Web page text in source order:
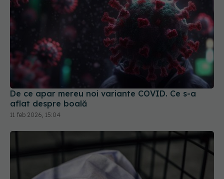
De ce apar mereu noi variante COVID. Ce s-a
aflat despre boală
11 feb 2026, 15:04